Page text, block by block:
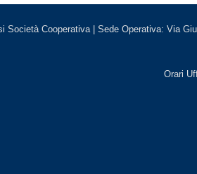
Società Cooperativa | Sede Operativa: Via
Orari